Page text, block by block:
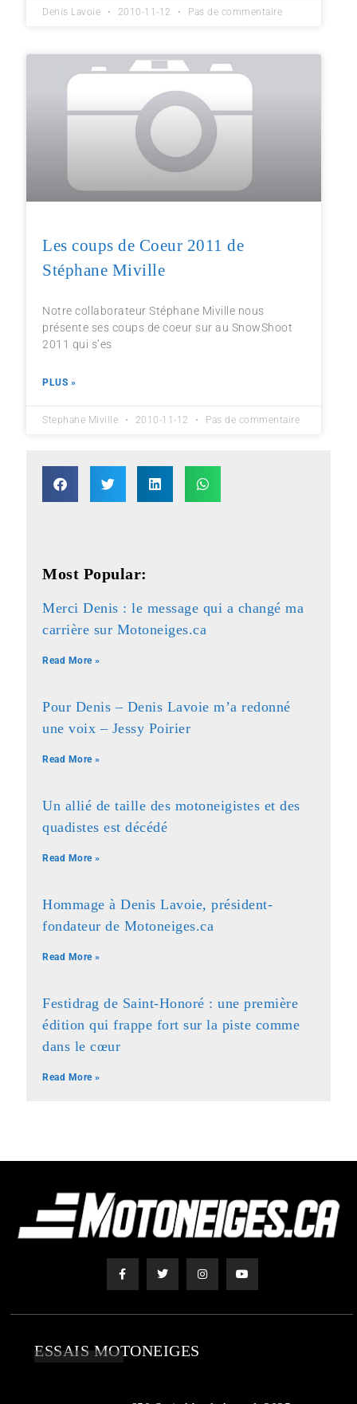
Denis Lavoie 2010-11-12 Pas de commentaire
Les coups de Coeur 2011 de
Stéphane Miville
Notre collaborateur Stéphane Miville nous
présente ses coups de coeur sur au SnowShoot
2011 qui s’es
PLUS »
Stephane Miville 2010-11-12 Pas de commentaire
Most Popular:
Merci Denis : le message qui a changé ma
carrière sur Motoneiges.ca
Read More »
Pour Denis – Denis Lavoie m’a redonné
une voix – Jessy Poirier
Read More »
Un allié de taille des motoneigistes et des
quadistes est décédé
Read More »
Hommage à Denis Lavoie, président-
fondateur de Motoneiges.ca
Read More »
Festidrag de Saint-Honoré : une première
édition qui frappe fort sur la piste comme
dans le cœur
Read More »
ESSAIS MOTONEIGES